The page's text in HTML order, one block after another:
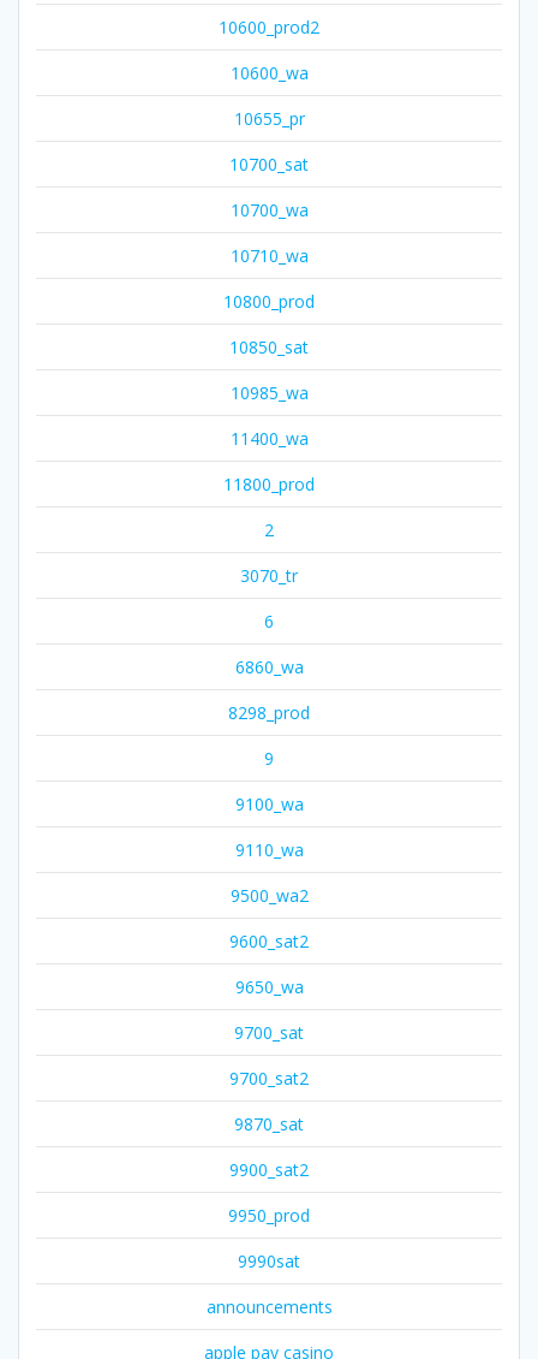
10600_prod2
10600_wa
10655_pr
10700_sat
10700_wa
10710_wa
10800_prod
10850_sat
10985_wa
11400_wa
11800_prod
2
3070_tr
6
6860_wa
8298_prod
9
9100_wa
9110_wa
9500_wa2
9600_sat2
9650_wa
9700_sat
9700_sat2
9870_sat
9900_sat2
9950_prod
9990sat
announcements
apple pay casino